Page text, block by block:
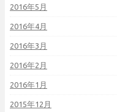
2016年5月
2016年4月
2016年3月
2016年2月
2016年1月
2015年12月